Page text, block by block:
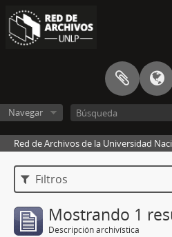
Navegar
Red de Archivos de la Universidad
Filtros
Mostrando 1
Descripción archivística